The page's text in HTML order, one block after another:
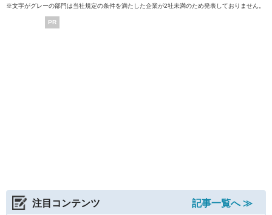
※文字がグレーの部門は当社規定の条件を満たした企業が2社未満のため発表しておりません。
PR
注目コンテンツ
記事一覧へ ≫